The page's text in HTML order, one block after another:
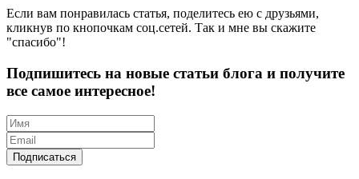
Если вам понравилась статья, поделитесь ею с друзьями,
кликнув по кнопочкам соц.сетей. Так и мне вы скажите
"спасибо"!
Подпишитесь на новые статьи блога и получите
все самое интересное!